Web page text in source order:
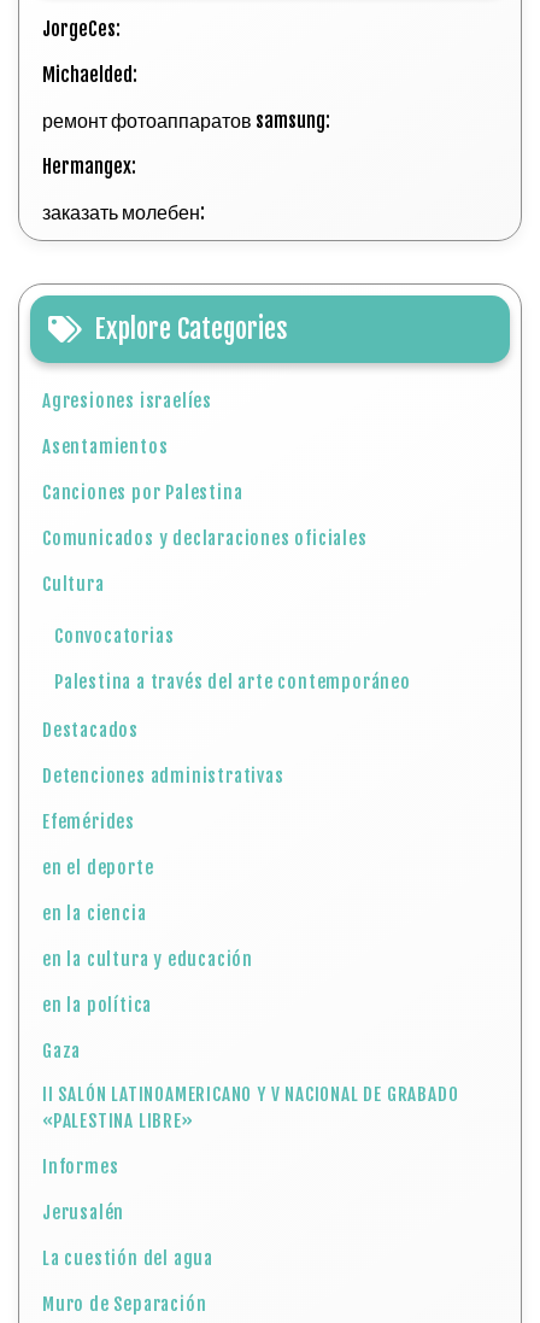
JorgeCes:
Michaelded:
ремонт фотоаппаратов samsung:
Hermangex:
заказать молебен:
Explore Categories
Agresiones israelíes
Asentamientos
Canciones por Palestina
Comunicados y declaraciones oficiales
Cultura
Convocatorias
Palestina a través del arte contemporáneo
Destacados
Detenciones administrativas
Efemérides
en el deporte
en la ciencia
en la cultura y educación
en la política
Gaza
II SALÓN LATINOAMERICANO Y V NACIONAL DE GRABADO
«PALESTINA LIBRE»
Informes
Jerusalén
La cuestión del agua
Muro de Separación